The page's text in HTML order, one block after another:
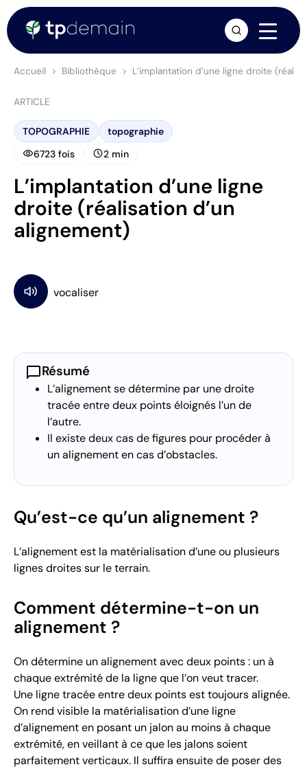
Accueil Bibliothèque L’implantation d’une ligne droite
ARTICLE
TOPOGRAPHIE topographie
visibility6723 fois schedule2 min
L’implantation d’une ligne
droite (réalisation d’un
alignement)
chat_bubbleRésumé
L’alignement se détermine par une droite
tracée entre deux points éloignés l’un de
l’autre.
Il existe deux cas de figures pour procéder à
un alignement en cas d’obstacles.
Qu’est-ce qu’un alignement ?
L’alignement est la matérialisation d’une ou plusieurs
lignes droites sur le terrain.
Comment détermine-t-on un
alignement ?
On détermine un alignement avec deux points : un à
chaque extrémité de la ligne que l’on veut tracer.
Une ligne tracée entre deux points est toujours alignée.
On rend visible la matérialisation d’une ligne
d’alignement en posant un jalon au moins à chaque
extrémité, en veillant à ce que les jalons soient
parfaitement verticaux. Il suffira ensuite de poser des
arrow_forward